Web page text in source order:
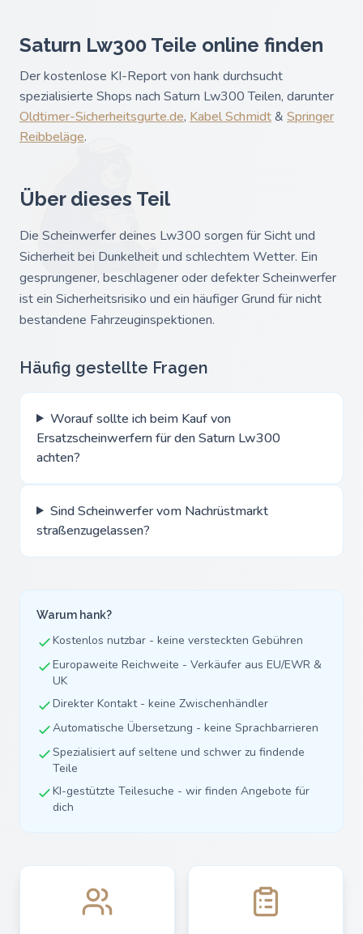
Saturn Lw300 Teile online finden
Der kostenlose KI-Report von hank durchsucht
spezialisierte Shops nach Saturn Lw300 Teilen, darunter
Oldtimer-Sicherheitsgurte.de, Kabel Schmidt& Springer
Reibbeläge.
Über dieses Teil
Die Scheinwerfer deines Lw300 sorgen für Sicht und
Sicherheit bei Dunkelheit und schlechtem Wetter. Ein
gesprungener, beschlagener oder defekter Scheinwerfer
ist ein Sicherheitsrisiko und ein häufiger Grund für nicht
bestandene Fahrzeuginspektionen.
Häufig gestellte Fragen
Worauf sollte ich beim Kauf von
Ersatzscheinwerfern für den Saturn Lw300
achten?
Sind Scheinwerfer vom Nachrüstmarkt
straßenzugelassen?
Warum hank?
Kostenlos nutzbar - keine versteckten Gebühren
Europaweite Reichweite - Verkäufer aus EU/EWR &
UK
Direkter Kontakt - keine Zwischenhändler
Automatische Übersetzung - keine Sprachbarrieren
Spezialisiert auf seltene und schwer zu findende
Teile
KI-gestützte Teilesuche - wir finden Angebote für
dich